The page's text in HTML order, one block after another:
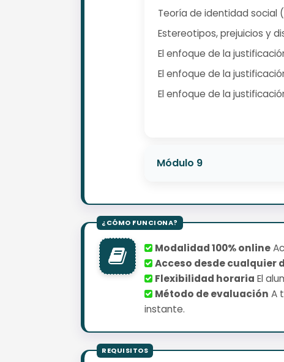
Teoría de identidad social
Estereotipos, prejuicios y
El enfoque de la
El enfoque de la
El enfoque de la
Módulo 9
Modalidad 100% online
Acceso desde cualquier
Flexibilidad horaria El
Método de evaluación A
instante.